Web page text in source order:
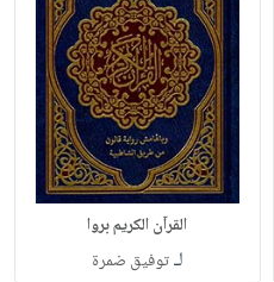
القرآن الكريم بروا
لـتوفيق ضمرة